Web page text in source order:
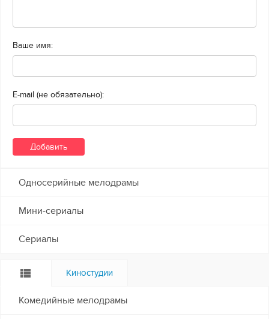
Ваше имя:
E-mail (не обязательно):
Односерийные мелодрамы
Мини-сериалы
Сериалы
Киностудии
Комедийные мелодрамы